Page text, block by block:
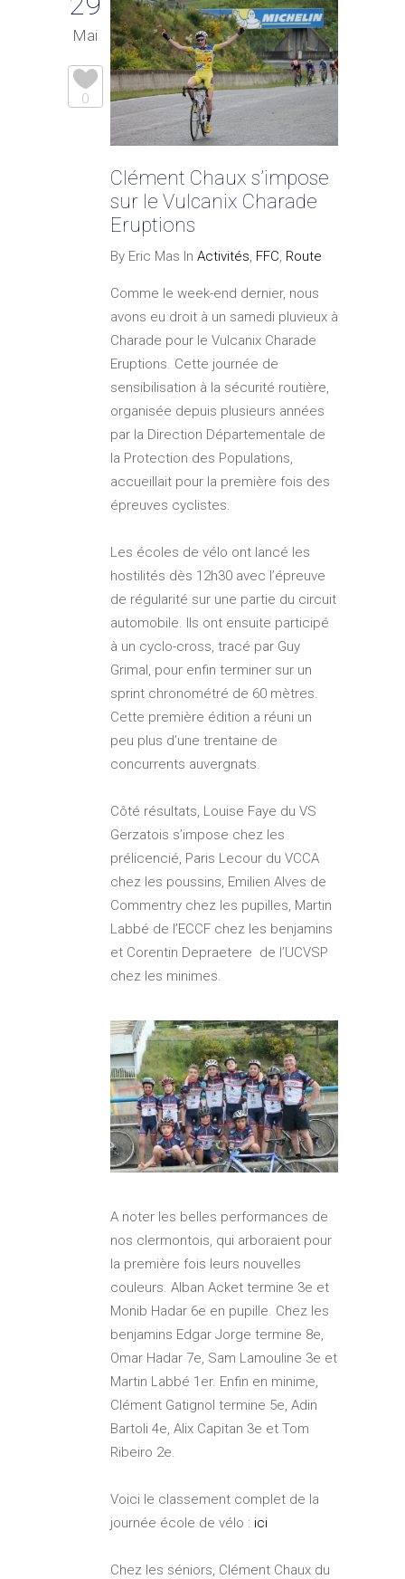
Mai
0
Clément Chaux s’impose
sur le Vulcanix Charade
Eruptions
By Eric Mas In Activités, FFC, Route
Comme le week-end dernier, nous
avons eu droit à un samedi pluvieux à
Charade pour le Vulcanix Charade
Eruptions. Cette journée de
sensibilisation à la sécurité routière,
organisée depuis plusieurs années
par la Direction Départementale de
la Protection des Populations,
accueillait pour la première fois des
épreuves cyclistes.
Les écoles de vélo ont lancé les
hostilités dès 12h30 avec l’épreuve
de régularité sur une partie du circuit
automobile. Ils ont ensuite participé
à un cyclo-cross, tracé par Guy
Grimal, pour enfin terminer sur un
sprint chronométré de 60 mètres.
Cette première édition a réuni un
peu plus d’une trentaine de
concurrents auvergnats.
Côté résultats, Louise Faye du VS
Gerzatois s’impose chez les
prélicencié, Paris Lecour du VCCA
chez les poussins, Emilien Alves de
Commentry chez les pupilles, Martin
Labbé de l’ECCF chez les benjamins
et Corentin Depraetere de l’UCVSP
chez les minimes.
A noter les belles performances de
nos clermontois, qui arboraient pour
la première fois leurs nouvelles
couleurs. Alban Acket termine 3e et
Monib Hadar 6e en pupille. Chez les
benjamins Edgar Jorge termine 8e,
Omar Hadar 7e, Sam Lamouline 3e et
Martin Labbé 1er. Enfin en minime,
Clément Gatignol termine 5e, Adin
Bartoli 4e, Alix Capitan 3e et Tom
Ribeiro 2e.
Voici le classement complet de la
journée école de vélo : ici
Chez les séniors, Clément Chaux du